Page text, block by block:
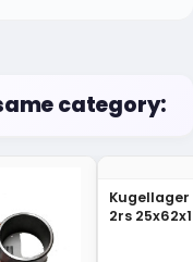
category:
Kugellager
2rs